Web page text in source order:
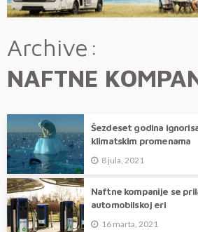
Archive
NAFTNE
Šezdeset godina
klimatskim promenama
8 jula, 2021
Naftne kompanije se
automobilskoj eri
16 marta, 2021